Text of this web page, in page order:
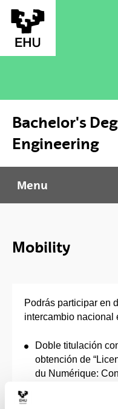
Skip to Main Content
Bachelor's
Engineering
Bachelor's Degree
Menu
Mobility
Podrás participar en
intercambio nacional
Doble titulación
obtención de
du Numérique: